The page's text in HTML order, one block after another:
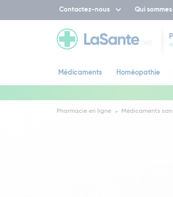
Contactez-nous Qui
Médicaments Homéopathie
Pharmacie en ligne Médicaments